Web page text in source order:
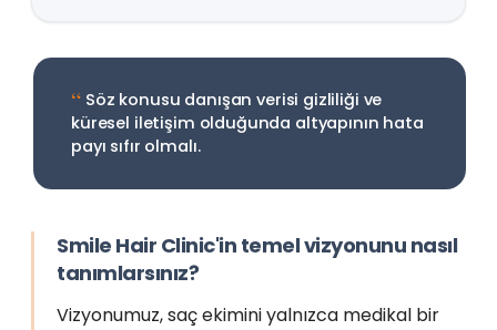
“ Söz konusu danışan verisi gizliliği ve
küresel iletişim olduğunda altyapının hata
payı sıfır olmalı.
Smile Hair Clinic'in temel vizyonunu nasıl
tanımlarsınız?
Vizyonumuz, saç ekimini yalnızca medikal bir